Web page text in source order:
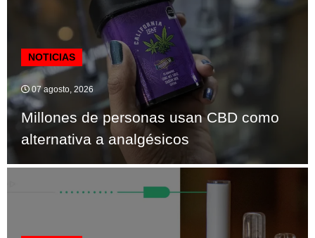
NOTICIAS
07 agosto, 2026
Millones de personas usan CBD como
alternativa a analgésicos